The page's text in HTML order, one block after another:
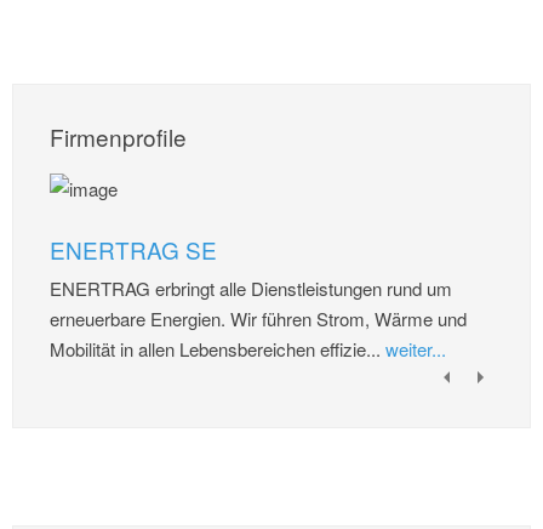
Firmenprofile
ENERTRAG SE
ENERTRAG erbringt alle Dienstleistungen rund um
erneuerbare Energien. Wir führen Strom, Wärme und
Mobilität in allen Lebensbereichen effizie... weiter...